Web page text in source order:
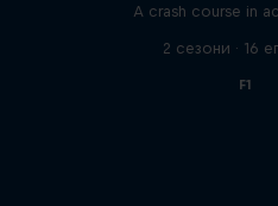
A crash course in
2 сезони · 16
F1